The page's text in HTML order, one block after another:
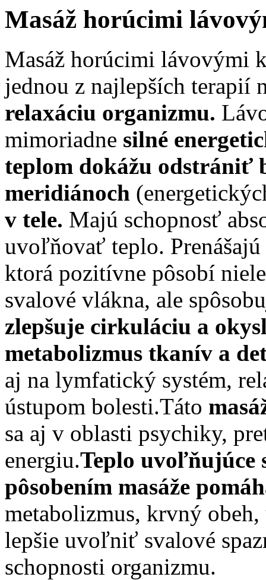
Masáž horúcimi
Masáž horúcimi lávovými
jednou z najlepších terapií
relaxáciu organizmu.
mimoriadne silné
teplom dokážu odstrániť
meridiánoch
v tele. Majú schopnosť
uvoľňovať teplo.
ktorá pozitívne pôsobí
svalové vlákna, ale
zlepšuje cirkuláciu a
metabolizmus tkanív a
aj na lymfatický systém,
ústupom bolesti.Táto
sa aj v oblasti psychiky,
energiu.Teplo uvoľňujúce
pôsobením masáže
metabolizmus, krvný
lepšie uvoľniť svalové
schopnosti organizmu.